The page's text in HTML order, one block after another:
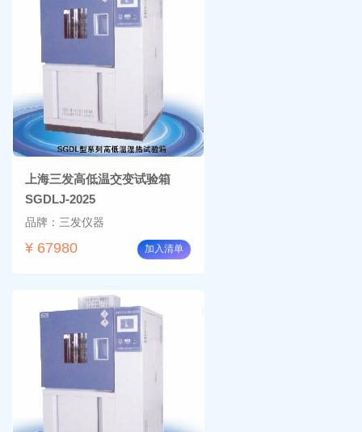
上海三发高低温交变试验箱
SGDLJ-2025
品牌：三发仪器
¥ 67980 加入清单